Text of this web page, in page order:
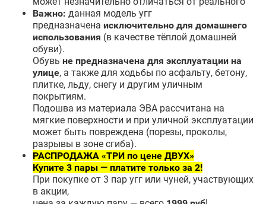
Важно: данная модель угг
предназначена исключительно для домашнего
использования (в качестве тёплой домашней
обуви).
Обувь не предназначена для эксплуатации на
улице, а также для ходьбы по асфальту, бетону,
плитке, льду, снегу и другим уличным
покрытиям.
Подошва из материала ЭВА рассчитана на
мягкие поверхности и при уличной эксплуатации
может быть повреждена (порезы, проколы,
разрывы в зоне сгиба).
РАСПРОДАЖА «ТРИ по цене ДВУХ»
Купите 3 пары — платите только за 2!
При покупке от 3 пар угг или чуней, участвующих
в акции,